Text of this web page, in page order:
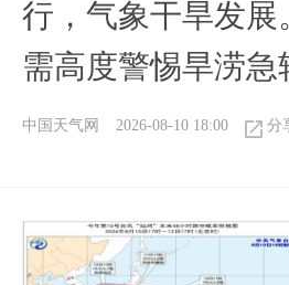
行，气象干旱发展
需高度警惕旱涝
中国天气网 2026-08-10 18:00 分